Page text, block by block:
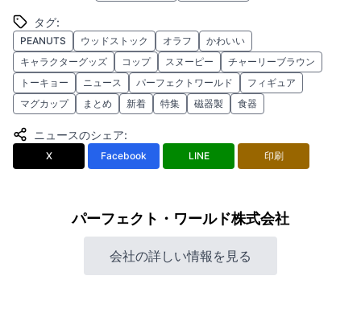
タグ:
PEANUTS ウッドストック オラフ
かわいい
キャラクターグッズ
コップ スヌーピー
チャーリーブラウン
トーキョー
ニュース パーフェクトワールド
フィギュア
マグカップ
まとめ 新着 特集 磁器製 食器
ニュースのシェア:
X Facebook LINE 印刷
パーフェクト・ワールド株式会社
会社の詳しい情報を見る